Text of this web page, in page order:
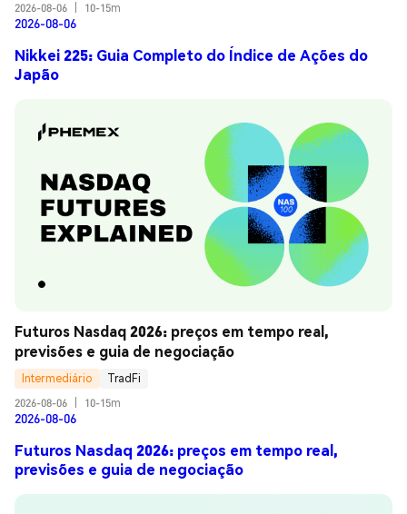
2026-08-06
10-15m
2026-08-06
Nikkei 225: Guia Completo do Índice de Ações do
Japão
Futuros Nasdaq 2026: preços em tempo real,
previsões e guia de negociação
Intermediário
TradFi
2026-08-06
10-15m
2026-08-06
Futuros Nasdaq 2026: preços em tempo real,
previsões e guia de negociação